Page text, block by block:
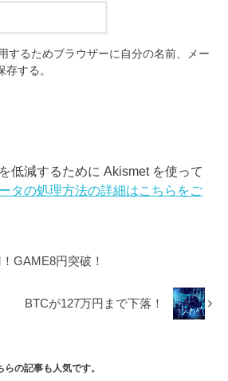
するためブラウザーに自分の名前、メー
する。
低減するために Akismet を使って
タの処理方法の詳細はこちらをご
GAME8円突破！
BTCが127万円まで下落！
らの記事も人気です。